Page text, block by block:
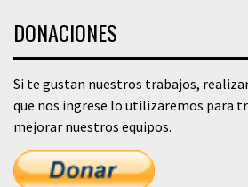
DONACIONES
Si te gustan nuestros trabajos,
que nos ingrese lo utilizaremos para
mejorar nuestros equipos.